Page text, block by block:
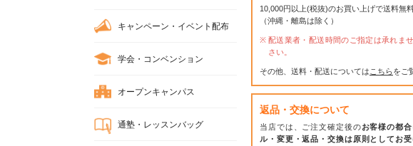
10,000円以上(税抜)のお買い上げで送料無
（沖縄・離島は除く）
配送業者・配送時間のご指定は承れま
さい。
その他、送料・配送については こちらをご
返品・交換について
当店では、ご注文確定後のお客様の都
ル・変更・返品・交換は原則としてお
キャンペーン・イベント配布
学会・コンベンション
オープンキャンパス
通塾・レッスンバッグ